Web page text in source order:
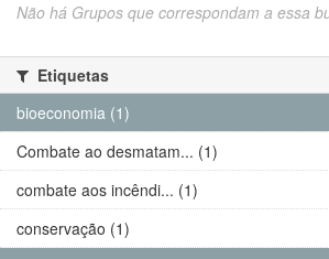
Não há Grupos que correspondam a essa
Etiquetas
bioeconomia (1)
Combate ao desmatam... (1)
combate aos incêndi... (1)
conservação (1)